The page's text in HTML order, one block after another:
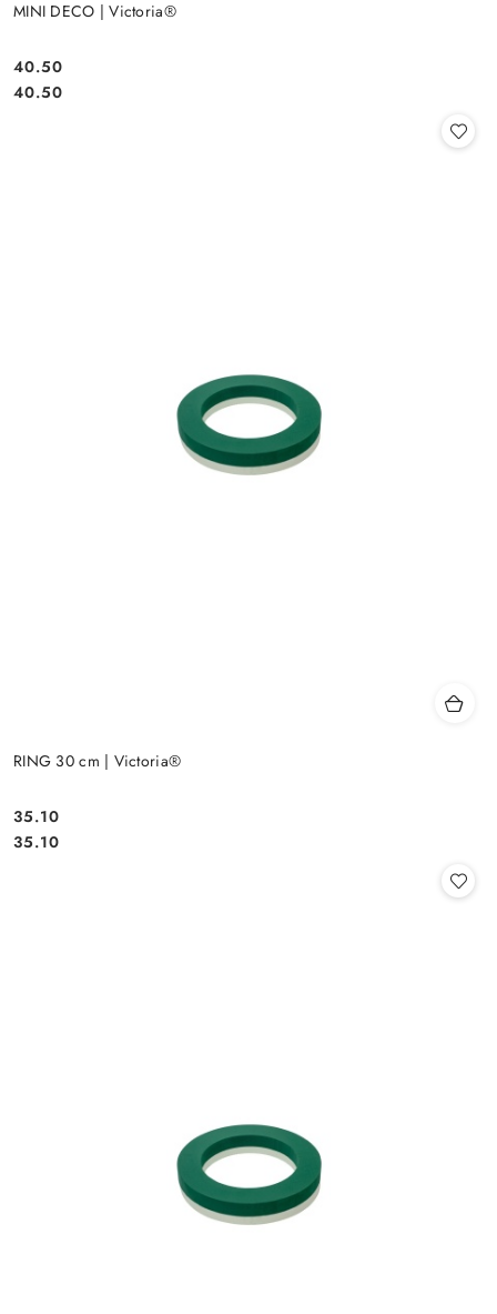
MINI DECO | Victoria®
Cena:
40.50
Cena:
40.50
RING 30 cm | Victoria®
Cena:
35.10
Cena:
35.10